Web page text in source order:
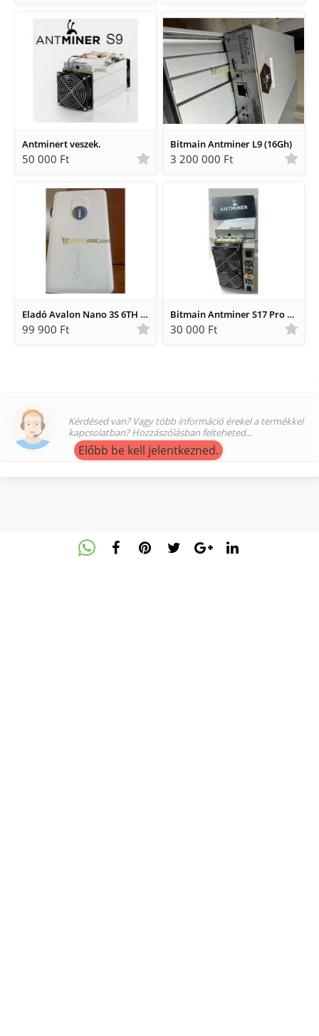
Antminert veszek.
50 000 Ft
Bitmain Antminer L9 (16Gh)
3 200 000 Ft
Eladó Avalon Nano 3S 6TH BÁNYASZGÉP.
99 900 Ft
Bitmain Antminer S17 Pro 53 Th alkatrésznek eladó
30 000 Ft
Kérdésed van? Vagy több információ érekel a termékkel
kapcsolatban? Hozzászólásban felteheted...
Előbb be kell jelentkezned.